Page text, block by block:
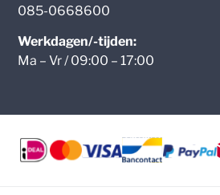
085-0668600
Werkdagen/-tijden:
Ma – Vr / 09:00 – 17:00